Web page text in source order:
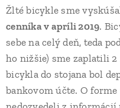
Žlté bicykle sme
cenníka v apríli 2019.
sebe na celý deň, teda
ho nižšie) sme zaplatili
bicykla do stojana bol
bankovom účte. O